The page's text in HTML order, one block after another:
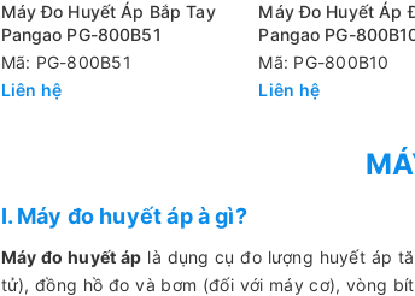
Máy Đo Huyết Áp Bắp Tay
Pangao PG-800B51
Mã: PG-800B51
Liên hệ
Máy Đo Huyết Áp
Pangao PG-
Mã: PG-800B10
Liên hệ
I. Máy đo huyết áp à gì?
Máy đo huyết áp là dụng cụ đo lượng huyết áp
tử), đồng hồ đo và bơm (đối với máy cơ), vòng